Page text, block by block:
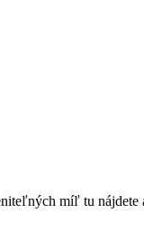
míľ tu